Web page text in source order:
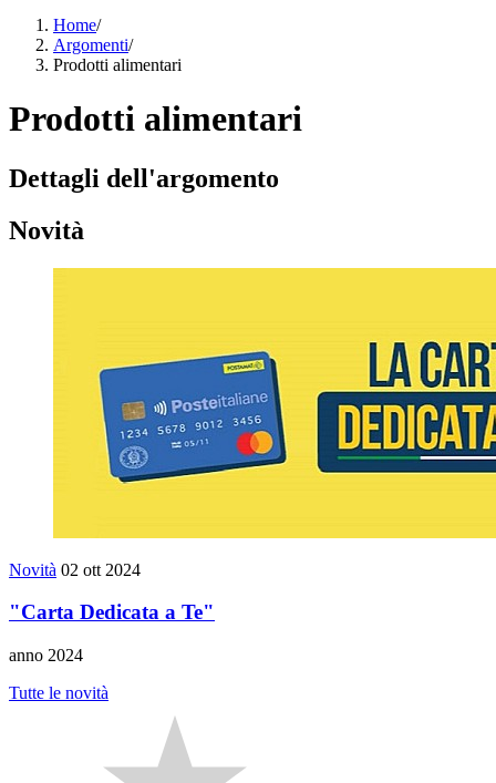
Home/
Argomenti/
Prodotti alimentari
Prodotti alimentari
Dettagli dell'argomento
Novità
Novità 02 ott 2024
"Carta Dedicata a Te"
anno 2024
Tutte le novità